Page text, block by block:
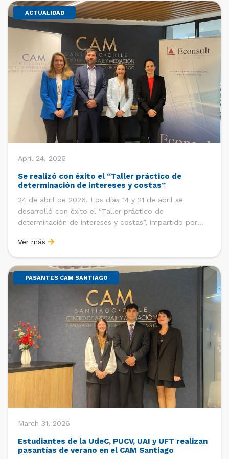
ACTUALIDAD
April 24, 2026
Se realizó con éxito el “Taller práctico de
determinación de intereses y costas”
24 de abril de 2026. Los días 14 y 21 de abril se
desarrolló con éxito el “Taller práctico de
determinación de intereses y costas”, impartido por
Universidad Católica de Chile y Magíster en Economía
de la Universidad de Chicago) y María Luisa Petitpas
[…]
Ver más
PASANTES CAM SANTIAGO
March 31, 2026
Estudiantes de la UdeC, PUCV, UAI y UFT realizan
pasantías de verano en el CAM Santiago